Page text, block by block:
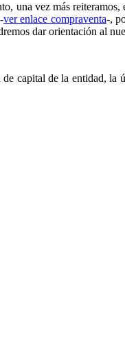
una vez más
ver enlace compraventa-,
dar orientación al
capital de la entidad,